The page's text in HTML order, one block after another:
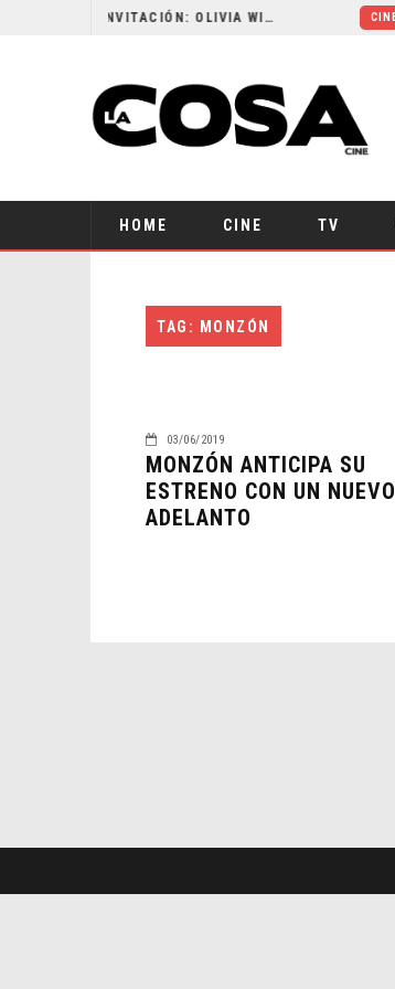
RESEÑA LA INVITACIÓN: OLIVIA WILDE REFLEXIONA SOBRE LA VIDA CONYUGAL
HOME CINE TV
TAG: MONZÓN
03/06/2019
MONZÓN ANTICIPA SU
ESTRENO CON UN NUEVO
ADELANTO